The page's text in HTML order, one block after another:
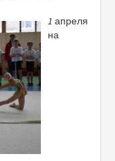
1 апреля
на